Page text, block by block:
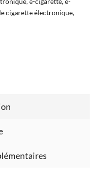
cigarette électronique,